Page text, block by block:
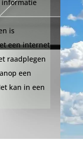
informatie
is
een internet
raadplegen
een
kan in een